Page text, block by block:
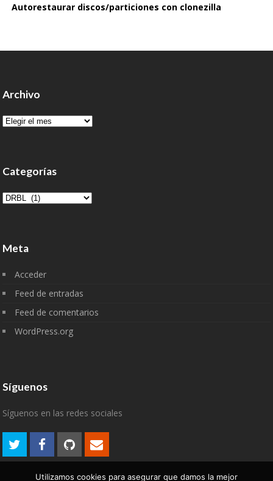
Autorestaurar discos/particiones con clonezilla
Archivo
Archivo
Categorías
Categorías
Meta
Acceder
Feed de entradas
Feed de comentarios
WordPress.org
Síguenos
Síguenos en las redes sociales
Utilizamos cookies para asegurar que damos la mejor